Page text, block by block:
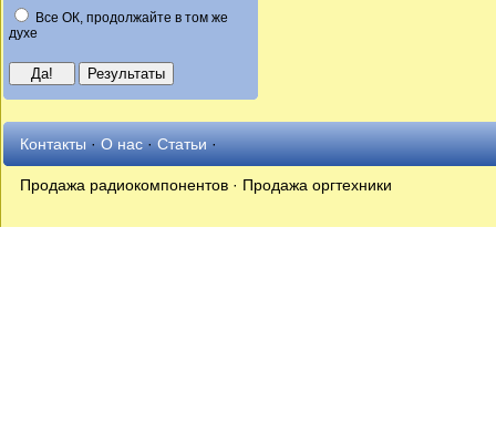
Все ОК, продолжайте в том же
духе
Контакты·О нас·Статьи·
Продажа радиокомпонентов · Продажа оргтехники